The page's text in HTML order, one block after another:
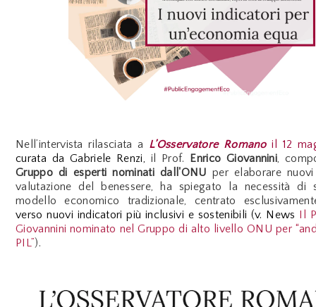
Nell’intervista rilasciata a L’Osservatore Romanoil 12
curata da Gabriele Renzi, il Prof. Enrico Giovannini,
Gruppo di esperti nominati dall'ONU per elaborare
valutazione del benessere, ha spiegato la necessità di
modello economico tradizionale, centrato
verso nuovi indicatori più inclusivi e sostenibili (v. News Il
Giovannini nominato nel Gruppo di alto livello ONU per
PIL”).